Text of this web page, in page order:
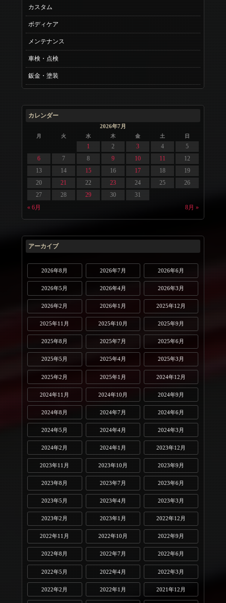
カスタム
ボディケア
メンテナンス
車検・点検
鈑金・塗装
カレンダー
2026年7月
月 火 水 木 金 土 日
« 6月 8月 »
1 2 3 4
5
6
7 8 9 10 11
12
13
14 15 16 17 18
19
20
21 22 23 24 25
26
27
28 29 30 31
アーカイブ
2026年8月 2026年7月 2026年6月
2026年5月 2026年4月 2026年3月
2026年2月 2026年1月 2025年12月
2025年11月 2025年10月 2025年9月
2025年8月 2025年7月 2025年6月
2025年5月 2025年4月 2025年3月
2025年2月 2025年1月 2024年12月
2024年11月 2024年10月 2024年9月
2024年8月 2024年7月 2024年6月
2024年5月 2024年4月 2024年3月
2024年2月 2024年1月 2023年12月
2023年11月 2023年10月 2023年9月
2023年8月 2023年7月 2023年6月
2023年5月 2023年4月 2023年3月
2023年2月 2023年1月 2022年12月
2022年11月 2022年10月 2022年9月
2022年8月 2022年7月 2022年6月
2022年5月 2022年4月 2022年3月
2022年2月 2022年1月 2021年12月